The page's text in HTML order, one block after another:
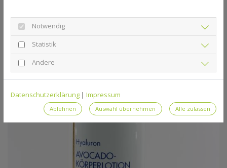
Notwendig
Statistik
Andere
Datenschutzerklärung | Impressum
Ablehnen Auswahl übernehmen Alle zulassen